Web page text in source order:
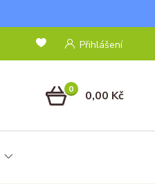
Přihlášení
0 0,00 Kč